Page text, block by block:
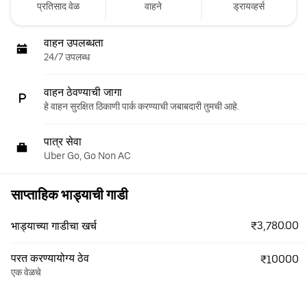
प्रतिसाद वेळ वाहने ड्रायव्हर्स
वाहन उपलब्धता
24/7 उपलब्ध
वाहन ठेवण्याची जागा
हे वाहन सुरक्षित ठिकाणी पार्क करण्याची जबाबदारी तुमची आहे.
पात्र सेवा
Uber Go, Go Non AC
साप्ताहिक भाड्याची गाडी
भाड्याच्या गाडीचा खर्च ₹3,780.00
परत करण्यायोग्य ठेव
एक वेळचे
₹10000